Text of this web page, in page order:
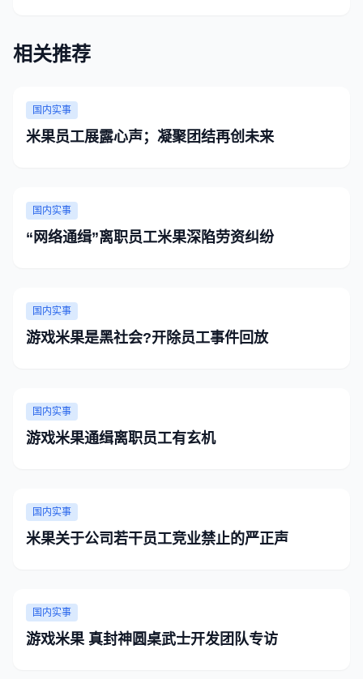
相关推荐
国内实事
米果员工展露心声；凝聚团结再创未来
国内实事
“网络通缉”离职员工米果深陷劳资纠纷
国内实事
游戏米果是黑社会?开除员工事件回放
国内实事
游戏米果通缉离职员工有玄机
国内实事
米果关于公司若干员工竞业禁止的严正声
国内实事
游戏米果 真封神圆桌武士开发团队专访